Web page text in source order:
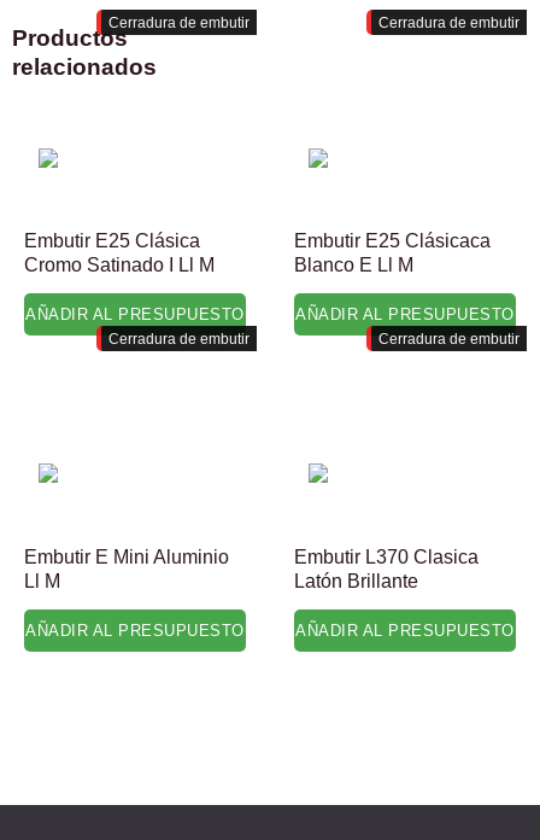
Productos
relacionados
Embutir E25 Clásica
Cromo Satinado I Ll M
Cerradura de embutir
AÑADIR AL PRESUPUESTO
Embutir E25 Clásicaca
Blanco E Ll M
Cerradura de embutir
AÑADIR AL PRESUPUESTO
Embutir E Mini Aluminio
Ll M
Cerradura de embutir
AÑADIR AL PRESUPUESTO
Embutir L370 Clasica
Latón Brillante
Cerradura de embutir
AÑADIR AL PRESUPUESTO